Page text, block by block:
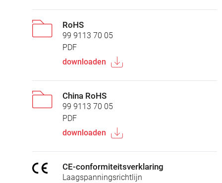
RoHS
99 9113 70 05
PDF
downloaden
China RoHS
99 9113 70 05
PDF
downloaden
CE-conformiteitsverklaring
Laagspanningsrichtlijn